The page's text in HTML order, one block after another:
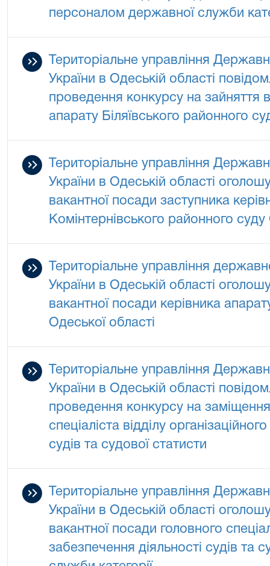
персоналом державної служби
Територіальне управління
України в Одеській області
проведення конкурсу на зайняття
апарату Біляївського районного
Територіальне управління
України в Одеській області
вакантної посади заступника
Комінтернівського районного суду
Територіальне управління
України в Одеській області
вакантної посади керівника
Одеської області
Територіальне управління
України в Одеській області
проведення конкурсу на
спеціаліста відділу
судів та судової статисти
Територіальне управління
України в Одеській області
вакантної посади головного
забезпечення діяльності судів та